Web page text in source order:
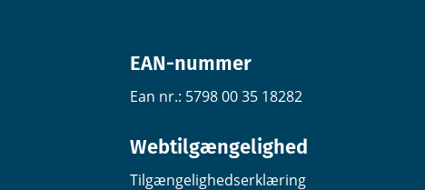
EAN-nummer
Ean nr.: 5798 00 35 18282
Webtilgængelighed
Tilgængelighedserklæring